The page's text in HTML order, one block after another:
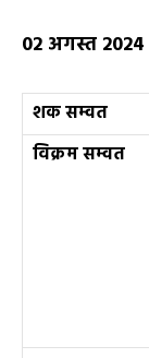
02 अगस्त 2024
शक सम्वत
विक्रम सम्वत